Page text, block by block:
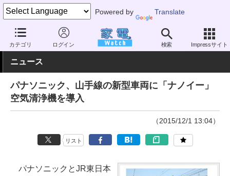
Powered by Translate
カテゴリ ログイン 検索 Impressサイト
家電 Watch 空調家電 空気清浄機 イオン発生器
ニュース
パナソニック、山手線の新型車両に「ナノイー」
空気清浄機を導入
（2015/12/1 13:04）
リスト
パナソニックとJR東日本